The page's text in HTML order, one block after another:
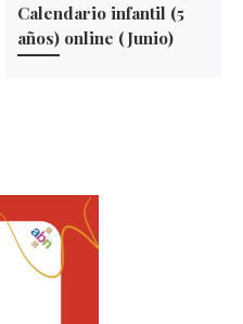
Calendario infantil (5
años) online (Junio)